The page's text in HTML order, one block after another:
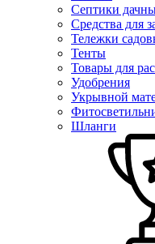
Септики
Средства для
Тележки
Тенты
Товары для
Удобрения
Укрывной
Шланги